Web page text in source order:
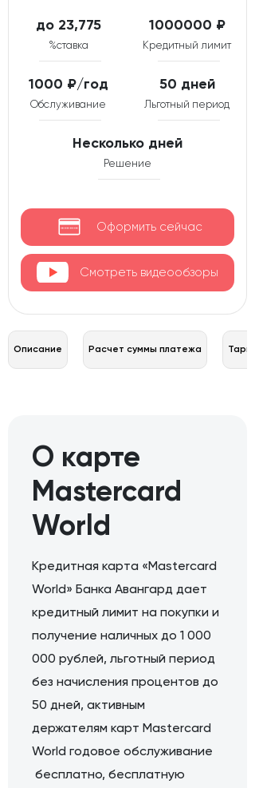
до 23,775
%ставка
1000000 ₽
Кредитный лимит
1000 ₽/год
Обслуживание
50 дней
Льготный период
Несколько дней
Решение
Оформить сейчас
Смотреть видеообзоры
Описание Расчет суммы платежа
О карте
Mastercard
World
Кредитная карта «Mastercard
World» Банка Авангард дает
кредитный лимит на покупки и
получение наличных до 1 000
000 рублей, льготный период
без начисления процентов до
50 дней, активным
держателям карт Mastercard
World годовое обслуживание
бесплатно, бесплатную